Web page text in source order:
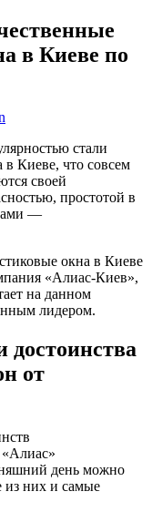
в Киеве по
стали
в Киеве, что совсем
своей
простотой в
—
окна в Киеве
«Алиас-Киев»,
на данном
лидером.
от
день можно
из них и самые